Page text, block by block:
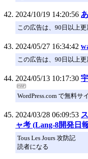
2024/10/19 14:20:56
この広告は、90日以上
2024/05/27 16:34:42
この広告は、90日以上
2024/05/13 10:17:30
WordPress.com で無料サ
2024/03/28 06:09:53
ャ考 (Lang-8開発日
Tous Les Jours 攻防記
読者になる